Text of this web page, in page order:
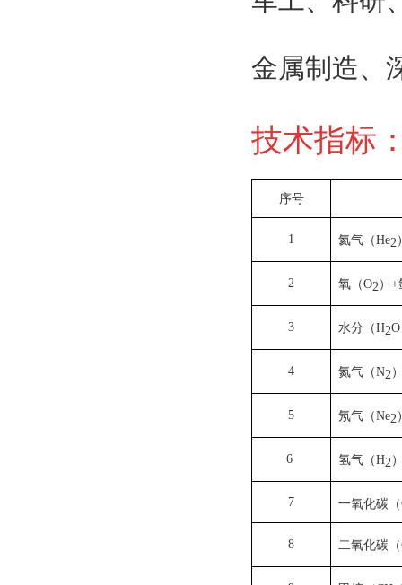
金属制造、
技术指标
序号
1 氦气（He2
2 氧（O2）
3 水分（H2
4 氮气（N2
5 氖气（Ne2
6 氢气（H2
7 一氧化碳
8 二氧化碳（